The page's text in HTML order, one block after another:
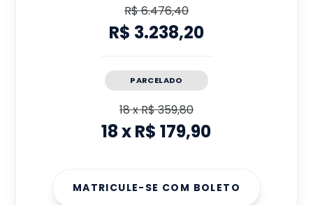
R$ 6.476,40
R$ 3.238,20
PARCELADO
18xR$ 359,80
18xR$ 179,90
MATRICULE-SE COM BOLETO